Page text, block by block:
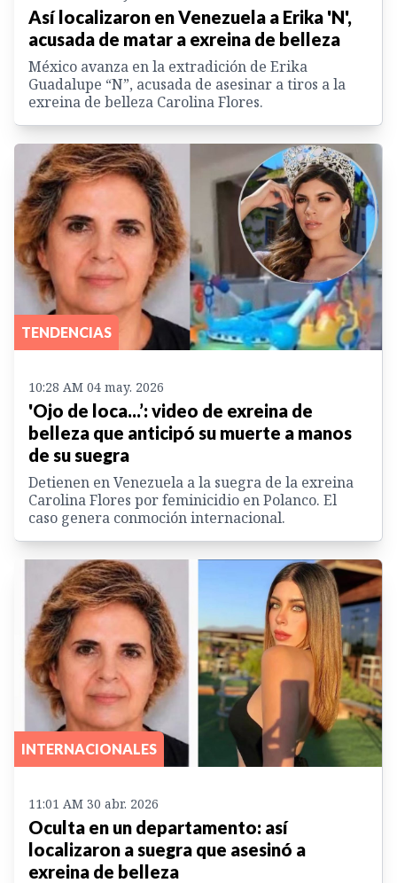
Así localizaron en Venezuela a Erika 'N',
acusada de matar a exreina de belleza
México avanza en la extradición de Erika
Guadalupe “N”, acusada de asesinar a tiros a la
exreina de belleza Carolina Flores.
TENDENCIAS
10:28 AM 04 may. 2026
'Ojo de loca...’: video de exreina de
belleza que anticipó su muerte a manos
de su suegra
Detienen en Venezuela a la suegra de la exreina
Carolina Flores por feminicidio en Polanco. El
caso genera conmoción internacional.
INTERNACIONALES
11:01 AM 30 abr. 2026
Oculta en un departamento: así
localizaron a suegra que asesinó a
exreina de belleza